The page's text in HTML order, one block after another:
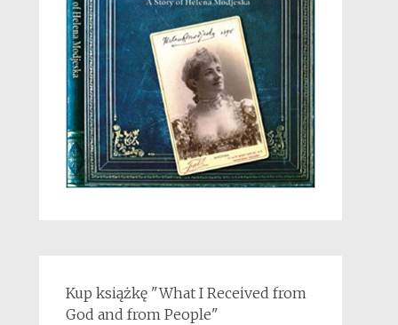
Kup książkę "What I Received from
God and from People"